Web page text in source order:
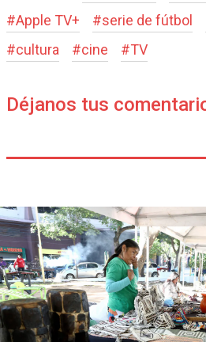
#Apple TV+ #serie de fútbol
#cultura #cine #TV
Déjanos tus